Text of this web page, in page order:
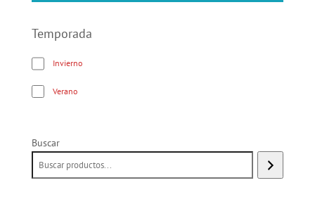
Temporada
Invierno
Verano
Buscar